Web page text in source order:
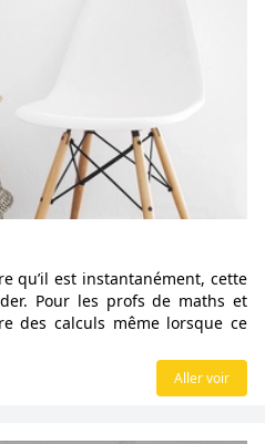
qu’il est instantanément, cette
Pour les profs de maths et
des calculs même lorsque ce
Aller voir